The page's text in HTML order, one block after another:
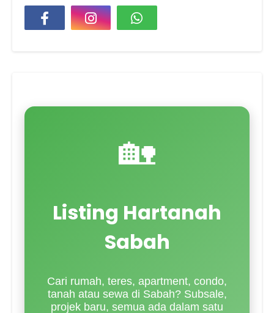
🏡
Listing Hartanah
Sabah
Cari rumah, teres, apartment, condo,
tanah atau sewa di Sabah? Subsale,
projek baru, semua ada dalam satu